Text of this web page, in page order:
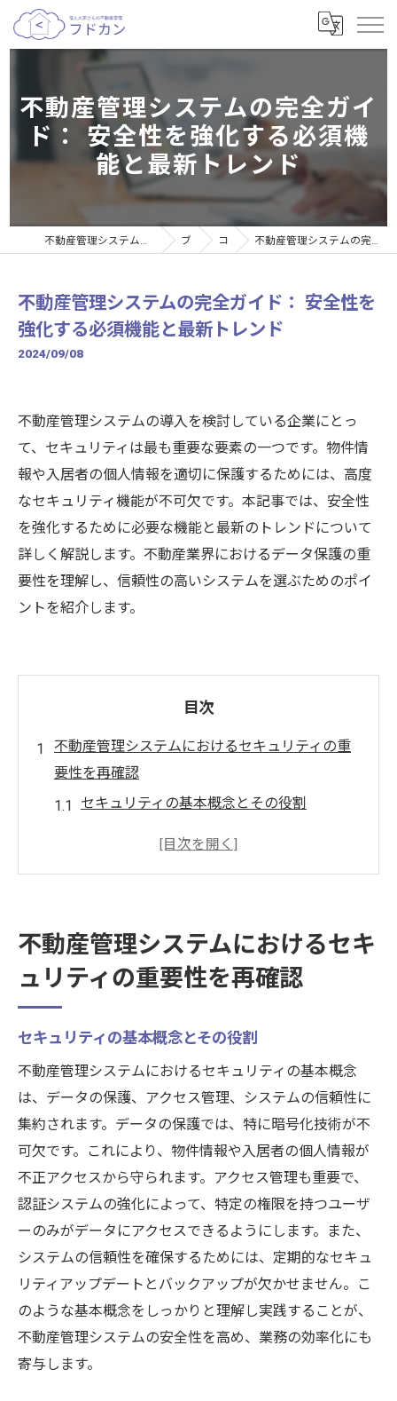
不動産管理システムの完全ガイ
ド： 安全性を強化する必須機
能と最新トレンド
不動産管理システムなら個人大家さんの不動産管理サービスフドカン ブログ コラム 不動産管理システムの完全ガイド： 安全性を強化する必須機能と最新トレンド
不動産管理システムの完全ガイド： 安全性を
強化する必須機能と最新トレンド
2024/09/08
不動産管理システムの導入を検討している企業にとっ
て、セキュリティは最も重要な要素の一つです。物件情
報や入居者の個人情報を適切に保護するためには、高度
なセキュリティ機能が不可欠です。本記事では、安全性
を強化するために必要な機能と最新のトレンドについて
詳しく解説します。不動産業界におけるデータ保護の重
要性を理解し、信頼性の高いシステムを選ぶためのポイ
ントを紹介します。
目次
不動産管理システムにおけるセキュリティの重
要性を再確認
セキュリティの基本概念とその役割
不動産管理システムにおけるセキュリティ
シデントの事例
セキュリティ強化のための基本的なステッ
セキュリティ意識を高めるための社内教育
不動産管理システムの基本機能とそのセキュリ
ティ強化法
基本機能の紹介とその役割
データ暗号化技術の導入とその利点
アクセス制限機能の設定方法
セキュリティポリシーの策定と実施
二要素認証の導入と運用
データ保護のための不動産管理システムの最新
トレンド
不動産管理システムにおけるセキ
ュリティの重要性を再確認
セキュリティの基本概念とその役割
不動産管理システムにおけるセキュリティの基本概念
は、データの保護、アクセス管理、システムの信頼性に
集約されます。データの保護では、特に暗号化技術が不
可欠です。これにより、物件情報や入居者の個人情報が
不正アクセスから守られます。アクセス管理も重要で、
認証システムの強化によって、特定の権限を持つユーザ
ーのみがデータにアクセスできるようにします。また、
システムの信頼性を確保するためには、定期的なセキュ
リティアップデートとバックアップが欠かせません。こ
のような基本概念をしっかりと理解し実践することが、
不動産管理システムの安全性を高め、業務の効率化にも
寄与します。